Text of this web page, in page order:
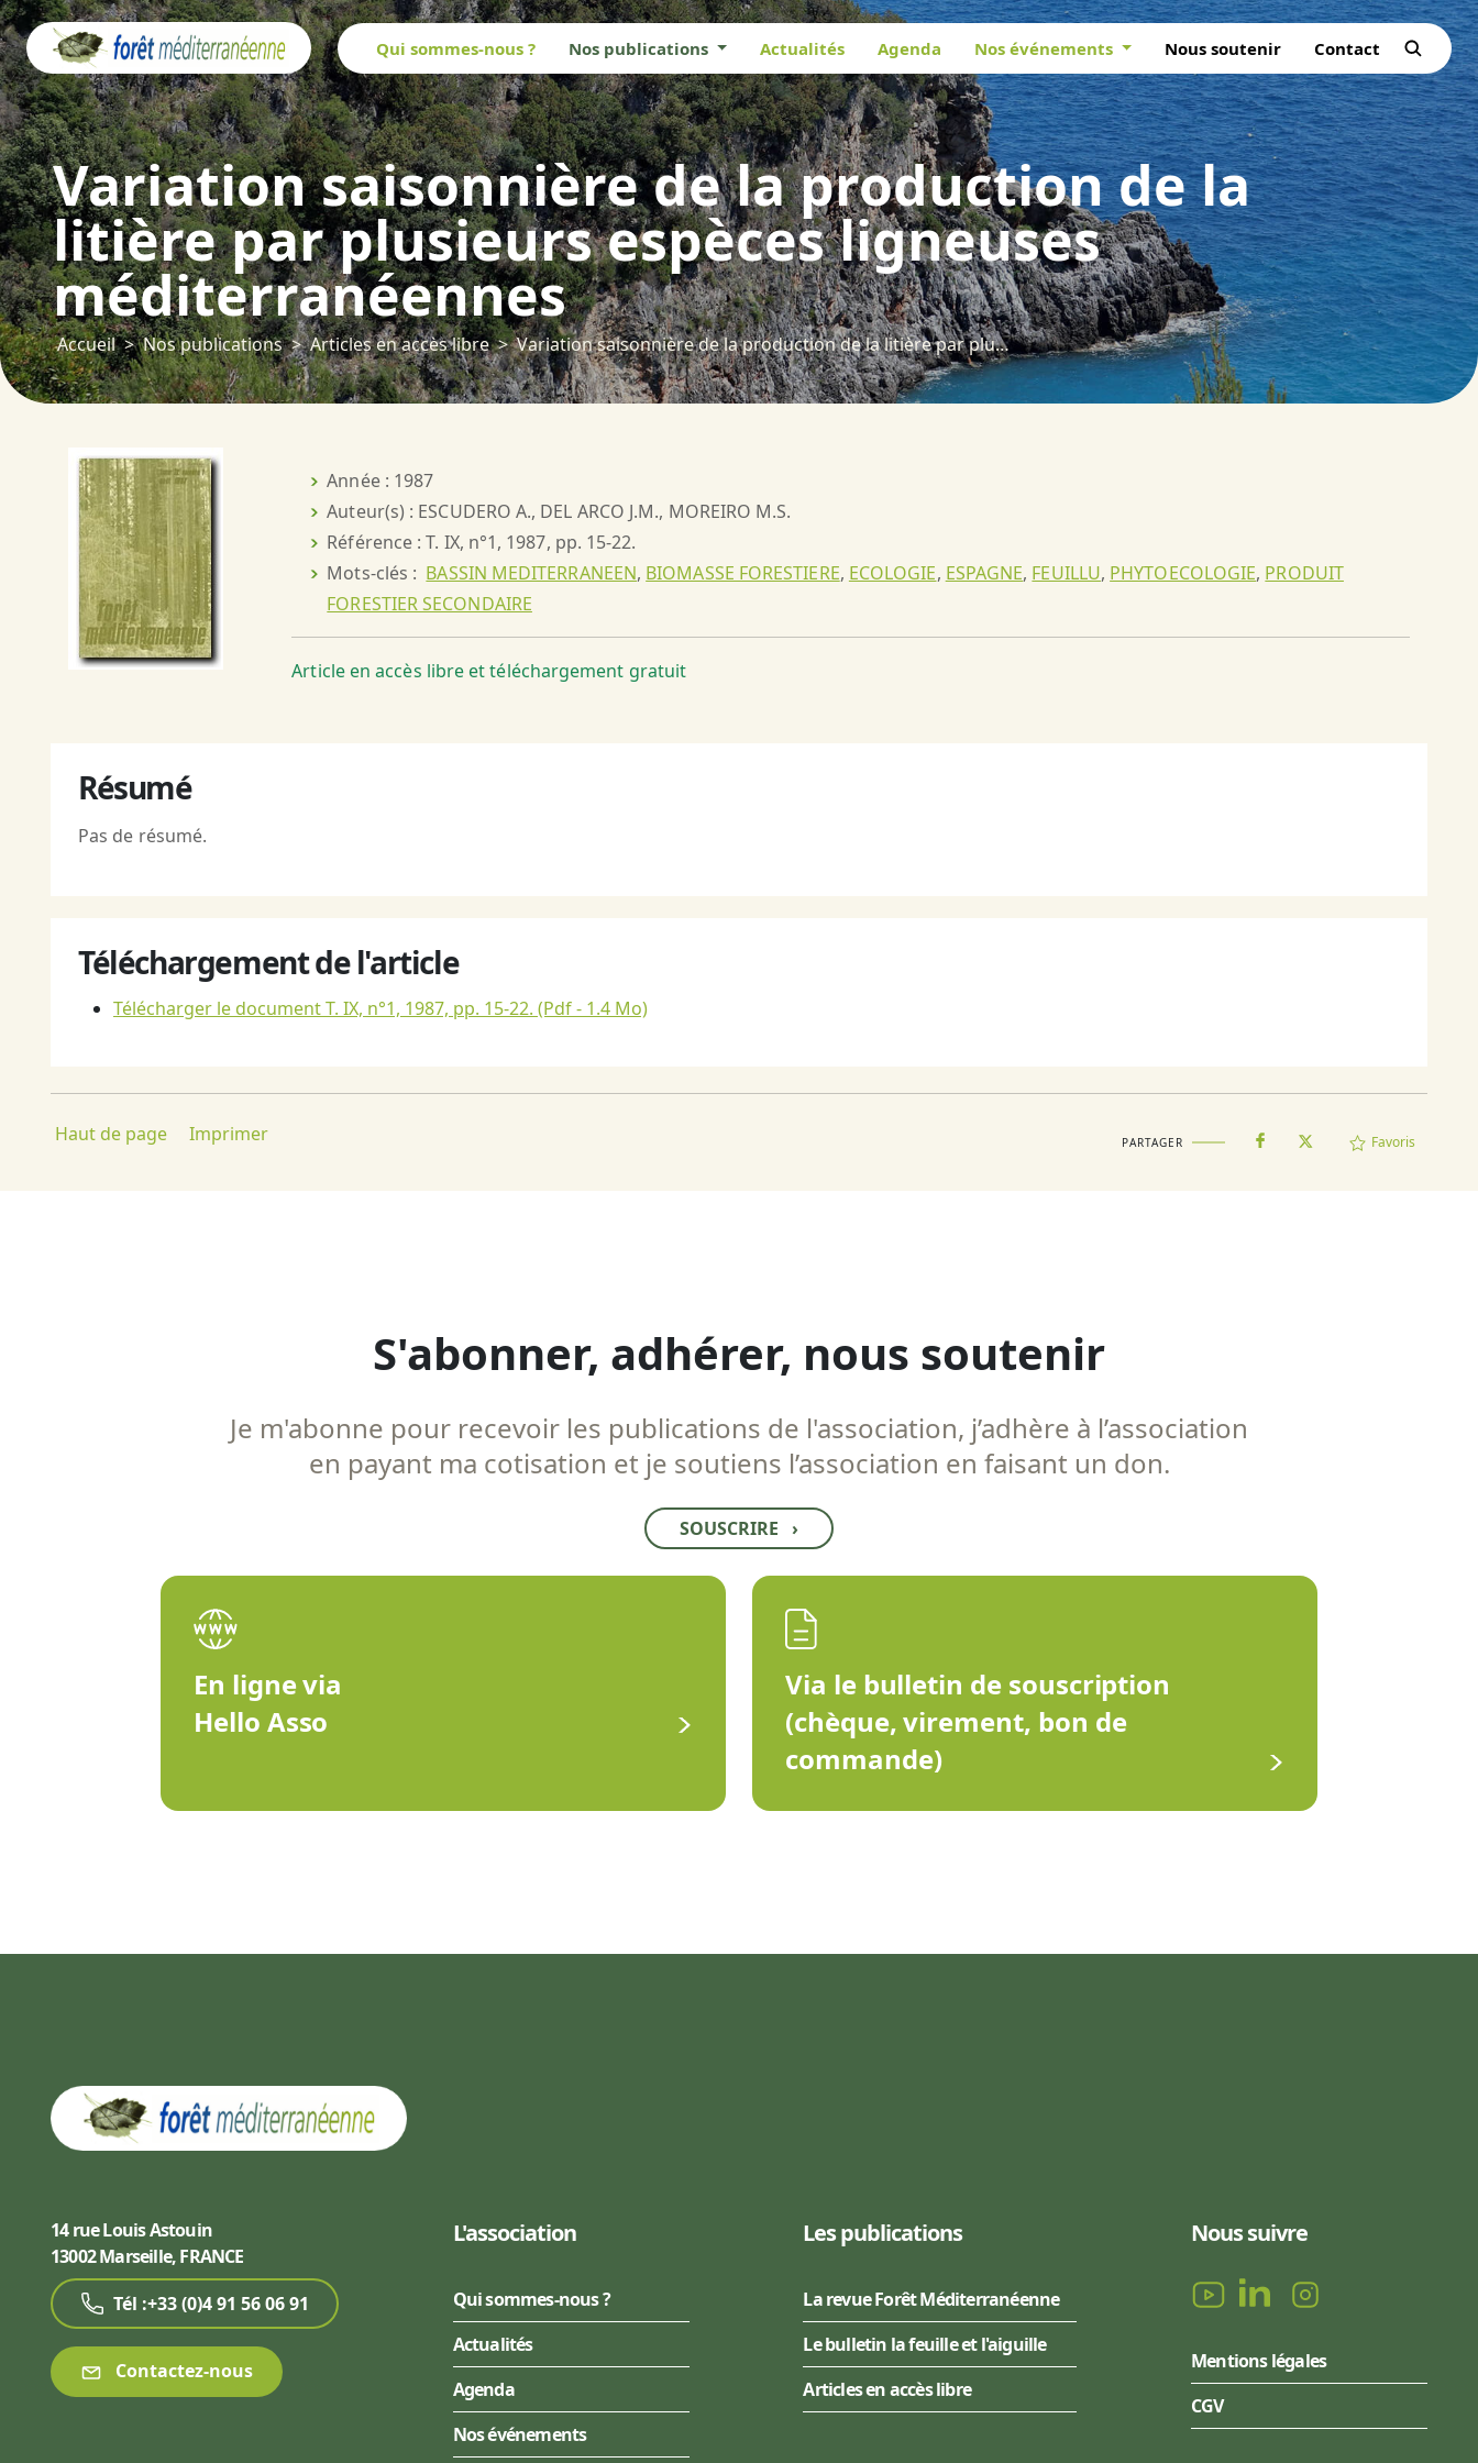
Qui sommes-nous ? Nos publications Actualités Agenda Nos événements Nous soutenir Contact
Variation saisonnière de la production de la
litière par plusieurs espèces ligneuses
méditerranéennes
Accueil Nos publications Articles en accès libre Variation saisonnière de la production de la litière par plusieurs espèces ligneuses méditerranéennes
Année : 1987
Auteur(s) : ESCUDERO A., DEL ARCO J.M., MOREIRO M.S.
Référence : T. IX, n°1, 1987, pp. 15-22.
Mots-clés : BASSIN MEDITERRANEEN, BIOMASSE FORESTIERE, ECOLOGIE, ESPAGNE, FEUILLU, PHYTOECOLOGIE, PRODUIT
FORESTIER SECONDAIRE
Article en accès libre et téléchargement gratuit
Résumé
Pas de résumé.
Téléchargement de l'article
Télécharger le document T. IX, n°1, 1987, pp. 15-22. (Pdf - 1.4 Mo)
Haut de page Imprimer PARTAGER Favoris
S'abonner, adhérer, nous soutenir
Je m'abonne pour recevoir les publications de l'association, j’adhère à l’association
en payant ma cotisation et je soutiens l’association en faisant un don.
SOUSCRIRE ›
En ligne via
Hello Asso
Via le bulletin de souscription
(chèque, virement, bon de
commande)
14 rue Louis Astouin
13002 Marseille, FRANCE
Tél :+33 (0)4 91 56 06 91
Contactez-nous
L'association
Qui sommes-nous ?
Actualités
Agenda
Nos événements
Les publications
La revue Forêt Méditerranéenne
Le bulletin la feuille et l'aiguille
Articles en accès libre
Nous suivre
Mentions légales
CGV
Panneau de gestion des cookies